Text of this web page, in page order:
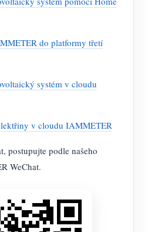
do platformy třetí
systém v cloudu
v cloudu IAMMETER
postupujte podle našeho
WeChat.